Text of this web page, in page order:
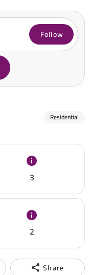
Residential
3
2
Share
Follow